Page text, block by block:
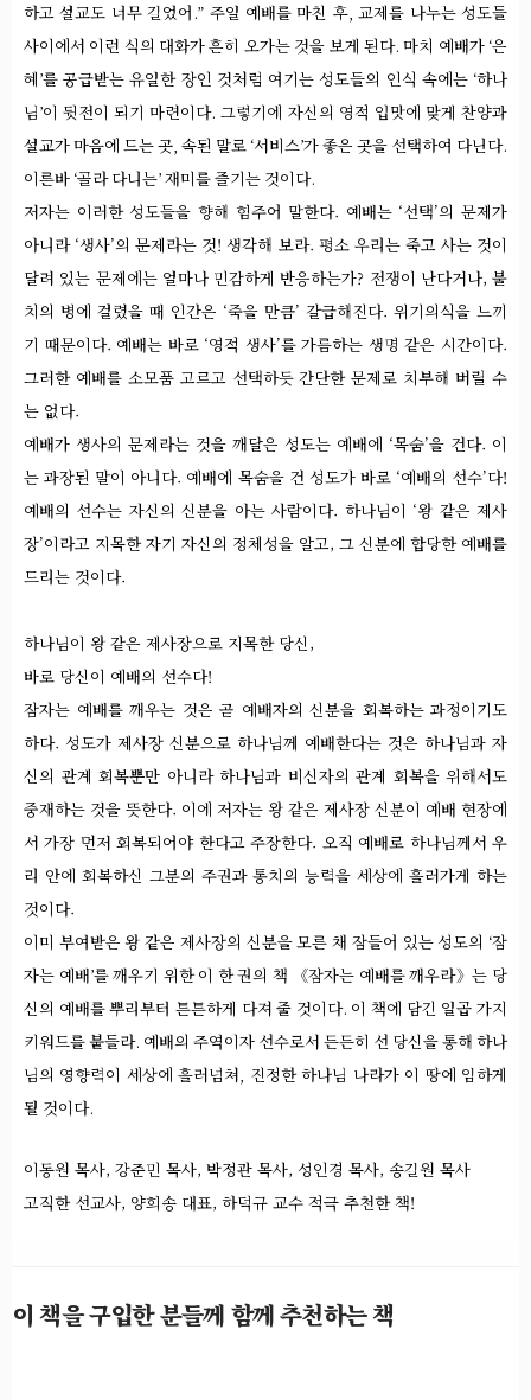
하고 설교도 너무 길었어.” 주일 예배를 마친 후, 교제를 나누는 성도들
사이에서 이런 식의 대화가 흔히 오가는 것을 보게 된다. 마치 예배가 ‘은
혜’를 공급받는 유일한 장인 것처럼 여기는 성도들의 인식 속에는 ‘하나
님’이 뒷전이 되기 마련이다. 그렇기에 자신의 영적 입맛에 맞게 찬양과
설교가 마음에 드는 곳, 속된 말로 ‘서비스’가 좋은 곳을 선택하여 다닌다.
이른바 ‘골라 다니는’ 재미를 즐기는 것이다.
저자는 이러한 성도들을 향해 힘주어 말한다. 예배는 ‘선택’의 문제가
아니라 ‘생사’의 문제라는 것! 생각해 보라. 평소 우리는 죽고 사는 것이
달려 있는 문제에는 얼마나 민감하게 반응하는가? 전쟁이 난다거나, 불
치의 병에 걸렸을 때 인간은 ‘죽을 만큼’ 갈급해진다. 위기의식을 느끼
기 때문이다. 예배는 바로 ‘영적 생사’를 가름하는 생명 같은 시간이다.
그러한 예배를 소모품 고르고 선택하듯 간단한 문제로 치부해 버릴 수
는 없다.
예배가 생사의 문제라는 것을 깨달은 성도는 예배에 ‘목숨’을 건다. 이
는 과장된 말이 아니다. 예배에 목숨을 건 성도가 바로 ‘예배의 선수’다!
예배의 선수는 자신의 신분을 아는 사람이다. 하나님이 ‘왕 같은 제사
장’이라고 지목한 자기 자신의 정체성을 알고, 그 신분에 합당한 예배를
드리는 것이다.
하나님이 왕 같은 제사장으로 지목한 당신,
바로 당신이 예배의 선수다!
잠자는 예배를 깨우는 것은 곧 예배자의 신분을 회복하는 과정이기도
하다. 성도가 제사장 신분으로 하나님께 예배한다는 것은 하나님과 자
신의 관계 회복뿐만 아니라 하나님과 비신자의 관계 회복을 위해서도
중재하는 것을 뜻한다. 이에 저자는 왕 같은 제사장 신분이 예배 현장에
서 가장 먼저 회복되어야 한다고 주장한다. 오직 예배로 하나님께서 우
리 안에 회복하신 그분의 주권과 통치의 능력을 세상에 흘러가게 하는
것이다.
이미 부여받은 왕 같은 제사장의 신분을 모른 채 잠들어 있는 성도의 ‘잠
자는 예배’를 깨우기 위한 이 한 권의 책 《잠자는 예배를 깨우라》는 당
신의 예배를 뿌리부터 튼튼하게 다져 줄 것이다. 이 책에 담긴 일곱 가지
키워드를 붙들라. 예배의 주역이자 선수로서 든든히 선 당신을 통해 하나
님의 영향력이 세상에 흘러넘쳐, 진정한 하나님 나라가 이 땅에 임하게
될 것이다.
이동원 목사, 강준민 목사, 박정관 목사, 성인경 목사, 송길원 목사
고직한 선교사, 양희송 대표, 하덕규 교수 적극 추천한 책!
이 책을 구입한 분들께 함께 추천하는 책